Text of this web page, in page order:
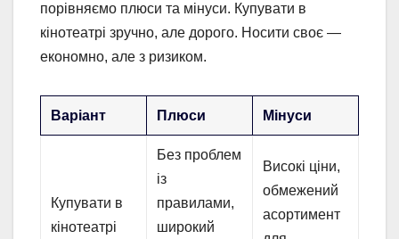
порівняємо плюси та мінуси. Купувати в
кінотеатрі зручно, але дорого. Носити своє —
економно, але з ризиком.
Варіант Плюси Мінуси
Купувати в
кінотеатрі
Без проблем
із
правилами,
широкий
Високі ціни,
обмежений
асортимент